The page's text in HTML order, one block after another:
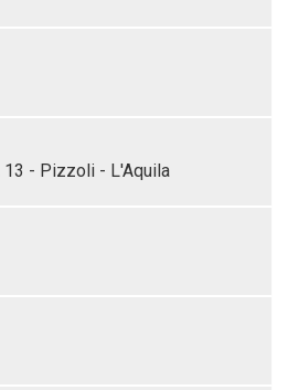
- Pizzoli - L'Aquila